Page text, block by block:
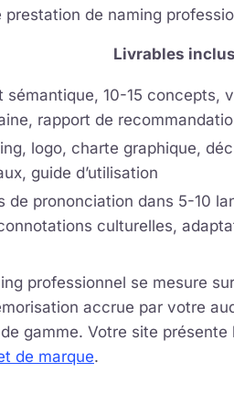
prestation de naming
Livrables inclus
sémantique, 10-15 concepts,
rapport de
logo, charte graphique,
guide d’utilisation
de prononciation dans 5-10
culturelles,
professionnel se mesure
accrue par votre
gamme. Votre site présente
de marque.